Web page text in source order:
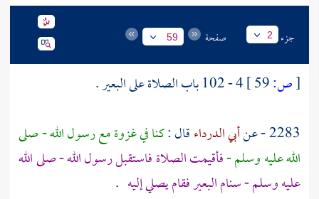
جزء 2 صفحة 59
[ص:
4 - 102 باب الصلاة على البعير .
2283 - عن
أبي الدرداءقال :كنا في غزوة مع رسول الله - صلى
الله عليه وسلم -فأقيمت الصلاة فاستقبل رسول الله - صلى الله
عليه وسلم - سنام البعير فقام يصلي إليه .